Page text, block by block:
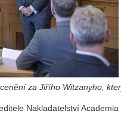
za Jiřího Witzanyho,
Nakladatelství